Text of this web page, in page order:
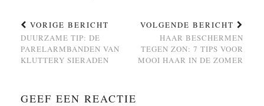
VORIGE BERICHT
DUURZAME TIP: DE
PARELARMBANDEN VAN
KLUTTERY SIERADEN
VOLGENDE BERICHT
HAAR BESCHERMEN
TEGEN ZON: 7 TIPS VOOR
MOOI HAAR IN DE ZOMER
GEEF EEN REACTIE